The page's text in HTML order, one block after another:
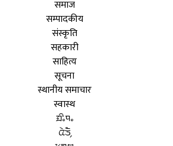
समाज
सम्पादकीय
संस्कृति
सहकारी
साहित्य
सूचना
स्थानीय समाचार
स्वास्थ
ᤀᤡᤱᤄᤱ
ᤂᤧᤍᤠ᤹